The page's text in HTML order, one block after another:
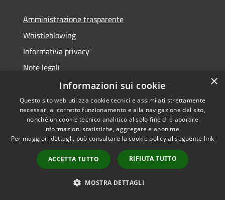
Amministrazione trasparente
Whistleblowing
Informativa privacy
Note legali
Dichiarazione di accessibilità
RSS
Accessibilità
Copyright © 2026 • Comune di
byMunicipium
Accesso
redazione
×
Informazioni sui cookie
Questo sito web utilizza cookie tecnici e assimilati strettamente
necessari al corretto funzionamento e alla navigazione del sito,
nonché un cookie tecnico analitico al solo fine di elaborare
informazioni statistiche, aggregate e anonime.
Per maggiori dettagli, può consultare la cookie policy al seguente link
ACCETTA TUTTO RIFIUTA TUTTO
MOSTRA DETTAGLI